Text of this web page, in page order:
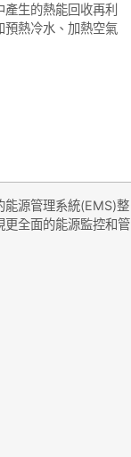
產生的熱能回收再利
預熱冷水、加熱空氣
能源管理系統(EMS)整
更全面的能源監控和管